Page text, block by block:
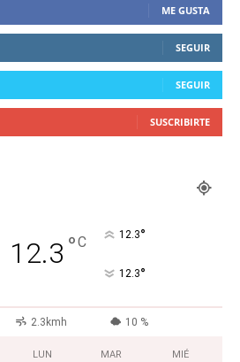
ME GUSTA
SEGUIR
SEGUIR
SUSCRIBIRTE
12.3 °C 12.3°
12.3°
2.3kmh 10 %
LUN MAR MIÉ